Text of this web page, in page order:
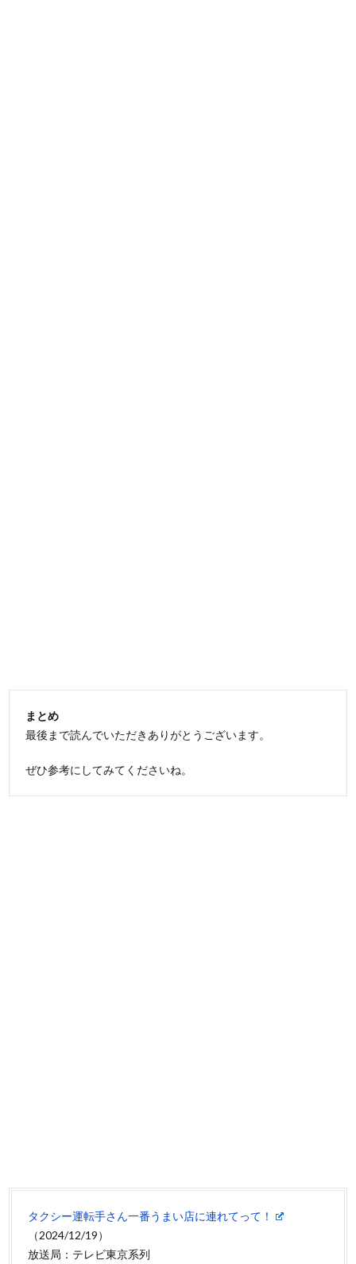
まとめ
最後まで読んでいただきありがとうございます。
ぜひ参考にしてみてくださいね。
タクシー運転手さん一番うまい店に連れてって！
（2024/12/19）
放送局：テレビ東京系列